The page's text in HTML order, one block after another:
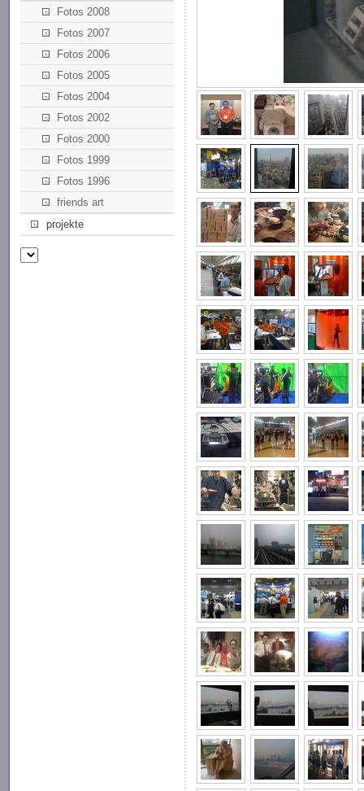
Fotos 2008
Fotos 2007
Fotos 2006
Fotos 2005
Fotos 2004
Fotos 2002
Fotos 2000
Fotos 1999
Fotos 1996
friends art
projekte